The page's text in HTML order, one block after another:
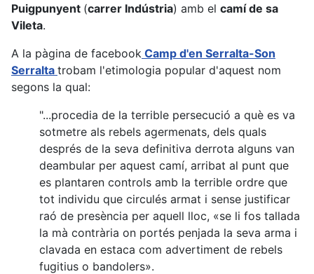
Puigpunyent (carrer Indústria) amb el camí de sa
Vileta.
A la pàgina de facebook Camp d'en Serralta-Son
Serralta trobam l'etimologia popular d'aquest nom
segons la qual:
"...procedia de la terrible persecució a què es va
sotmetre als rebels agermenats, dels quals
després de la seva definitiva derrota alguns van
deambular per aquest camí, arribat al punt que
es plantaren controls amb la terrible ordre que
tot individu que circulés armat i sense justificar
raó de presència per aquell lloc, «se li fos tallada
la mà contrària on portés penjada la seva arma i
clavada en estaca com advertiment de rebels
fugitius o bandolers».